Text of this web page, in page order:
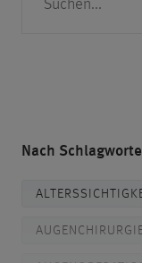
Nach